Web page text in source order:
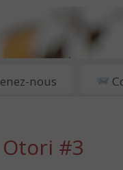
CULTURE À PARIS
nous
Otori #3